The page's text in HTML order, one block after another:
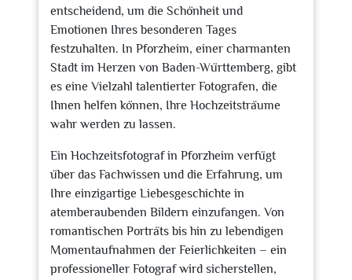
entscheidend, um die Schönheit und
Emotionen Ihres besonderen Tages
festzuhalten. In Pforzheim, einer charmanten
Stadt im Herzen von Baden-Württemberg, gibt
es eine Vielzahl talentierter Fotografen, die
Ihnen helfen können, Ihre Hochzeitsträume
wahr werden zu lassen.
Ein Hochzeitsfotograf in Pforzheim verfügt
über das Fachwissen und die Erfahrung, um
Ihre einzigartige Liebesgeschichte in
atemberaubenden Bildern einzufangen. Von
romantischen Porträts bis hin zu lebendigen
Momentaufnahmen der Feierlichkeiten – ein
professioneller Fotograf wird sicherstellen,